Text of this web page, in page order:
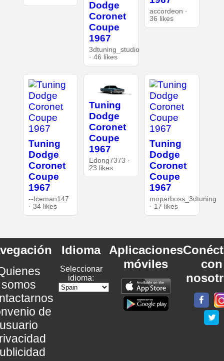
Dodge
Coronet
Coupe
1967
3dtuning_studio
· 46 likes
accordeon ·
36 likes
Tuning
Dodge
Coronet
Coupe
1967
--Iceman147
· 34 likes
Tuning
Dodge
Coronet
Coupe
1967
Edong7373 ·
23 likes
Tuning
Dodge
Coronet
Coupe
1967
moparboss_3dtuning
· 17 likes
somos
de
Idioma
Seleccionar
idioma:
Aplicaciones
móviles
con